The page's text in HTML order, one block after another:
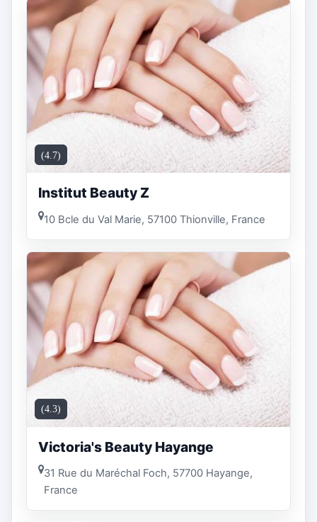
(4.7)
Institut Beauty Z
10 Bcle du Val Marie, 57100 Thionville, France
(4.3)
Victoria's Beauty Hayange
31 Rue du Maréchal Foch, 57700 Hayange,
France